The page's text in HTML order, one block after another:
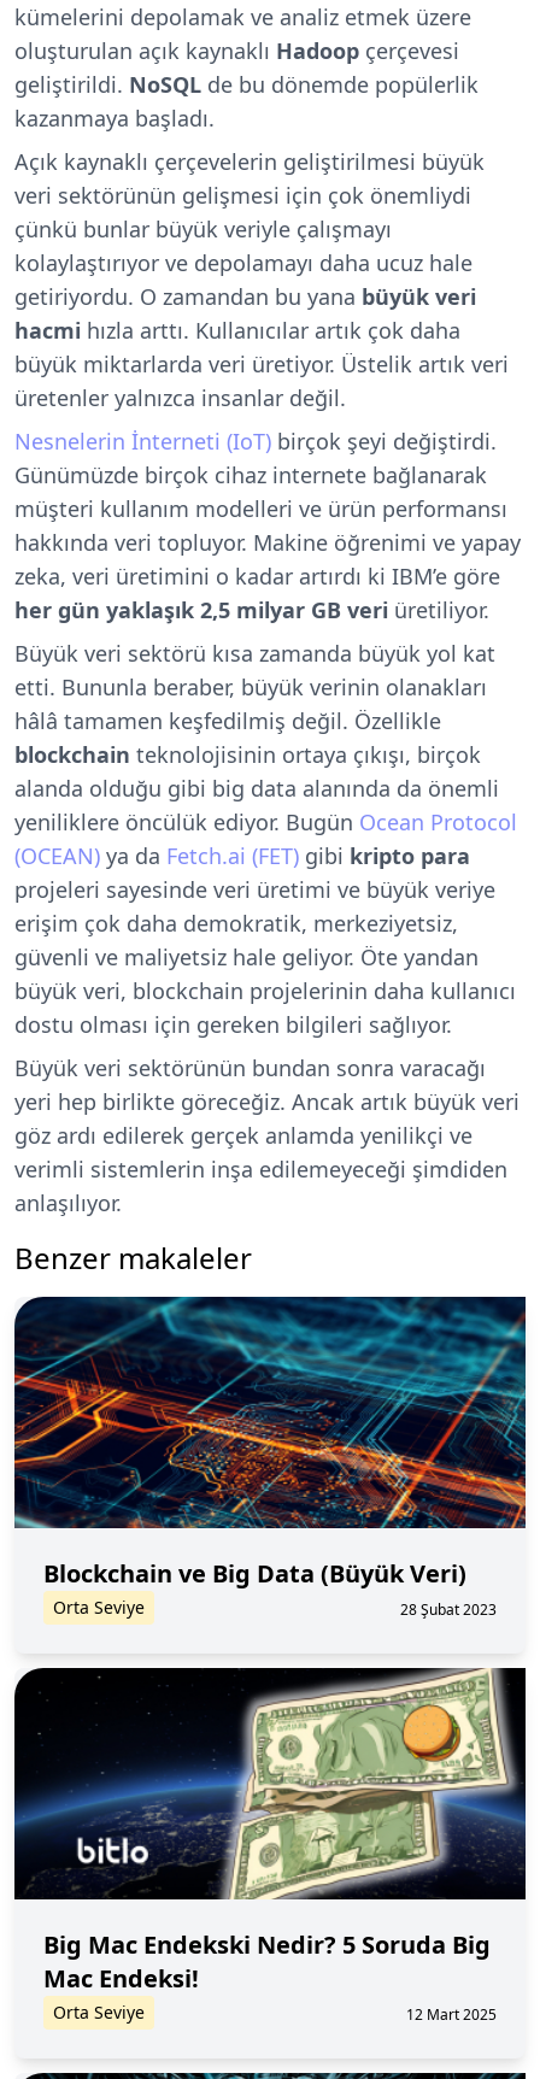
kümelerini depolamak ve analiz etmek üzere
oluşturulan açık kaynaklı Hadoop çerçevesi
geliştirildi. NoSQL de bu dönemde popülerlik
kazanmaya başladı.
Açık kaynaklı çerçevelerin geliştirilmesi büyük
veri sektörünün gelişmesi için çok önemliydi
çünkü bunlar büyük veriyle çalışmayı
kolaylaştırıyor ve depolamayı daha ucuz hale
getiriyordu. O zamandan bu yana büyük veri
hacmi hızla arttı. Kullanıcılar artık çok daha
büyük miktarlarda veri üretiyor. Üstelik artık veri
üretenler yalnızca insanlar değil.
Nesnelerin İnterneti (IoT) birçok şeyi değiştirdi.
Günümüzde birçok cihaz internete bağlanarak
müşteri kullanım modelleri ve ürün performansı
hakkında veri topluyor. Makine öğrenimi ve yapay
zeka, veri üretimini o kadar artırdı ki IBM’e göre
her gün yaklaşık 2,5 milyar GB veri üretiliyor.
Büyük veri sektörü kısa zamanda büyük yol kat
etti. Bununla beraber, büyük verinin olanakları
hâlâ tamamen keşfedilmiş değil. Özellikle
blockchain teknolojisinin ortaya çıkışı, birçok
alanda olduğu gibi big data alanında da önemli
yeniliklere öncülük ediyor. Bugün Ocean Protocol
(OCEAN) ya da Fetch.ai (FET) gibi kripto para
projeleri sayesinde veri üretimi ve büyük veriye
erişim çok daha demokratik, merkeziyetsiz,
güvenli ve maliyetsiz hale geliyor. Öte yandan
büyük veri, blockchain projelerinin daha kullanıcı
dostu olması için gereken bilgileri sağlıyor.
Büyük veri sektörünün bundan sonra varacağı
yeri hep birlikte göreceğiz. Ancak artık büyük veri
göz ardı edilerek gerçek anlamda yenilikçi ve
verimli sistemlerin inşa edilemeyeceği şimdiden
anlaşılıyor.
Benzer makaleler
Blockchain ve Big Data (Büyük Veri)
Orta Seviye 28 Şubat 2023
Big Mac Endekski Nedir? 5 Soruda Big
Mac Endeksi!
Orta Seviye 12 Mart 2025